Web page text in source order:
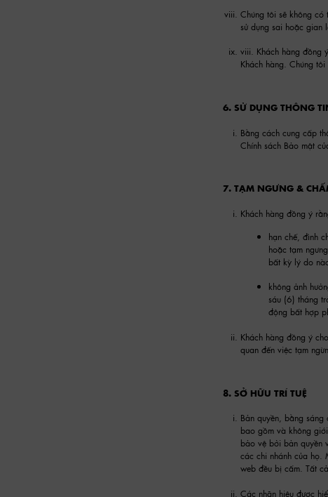
Chúng tôi sẽ không
sử dụng sai hoặc gian
viii. Khách hàng đồng
Khách hàng. Chúng
6. SỬ DỤNG THÔNG
Bằng cách cung cấp
Chính sách Bảo mật
7. TẠM NGƯNG &
Khách hàng đồng ý
hạn chế, đình
hoặc tạm
bất kỳ lý do
không ảnh
sáu (6) tháng
động bất hợp
Khách hàng đồng ý
quan đến việc tạm
8. SỞ HỮU TRÍ TUỆ
Bản quyền, bằng
bao gồm và không
bảo vệ bởi bản quyền
các chi nhánh của họ.
web đều bị cấm. Tất
Các nhãn hiệu được